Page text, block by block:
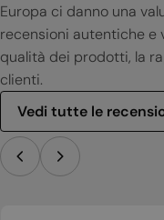
Europa ci danno una
recensioni autentiche e
qualità dei prodotti, la
clienti.
Vedi tutte le